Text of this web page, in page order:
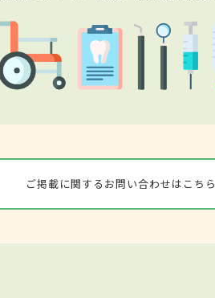
ご掲載に関するお問い合わせはこちら